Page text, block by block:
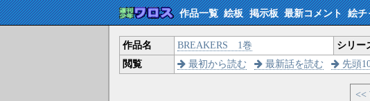
作品一覧 絵板 掲示板 最新コメント 絵チ
作品名 BREAKERS 1巻 シリー
閲覧
最初から読む 最新話を読む 先頭
<<